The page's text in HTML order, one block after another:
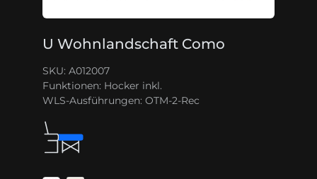
U Wohnlandschaft Como
SKU: A012007
Funktionen: Hocker inkl.
WLS-Ausführungen: OTM-2-Rec